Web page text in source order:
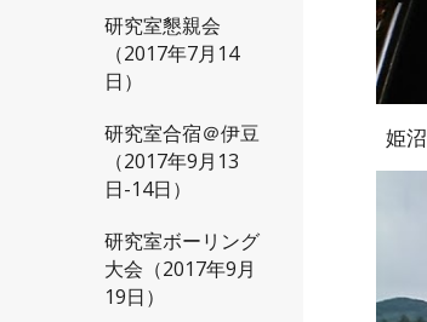
研究室懇親会
（2017年7月14
日）
研究室合宿＠伊豆
（2017年9月13
日-14日）
研究室ボーリング
大会（2017年9月
19日）
姫沼